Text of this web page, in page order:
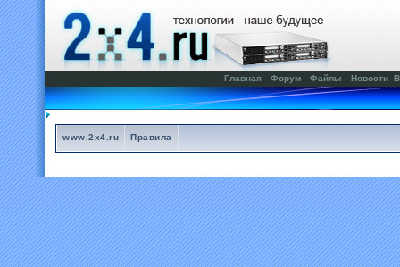
Главная Форум Файлы Новости
www.2x4.ru Правила